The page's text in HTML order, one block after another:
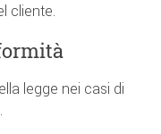
cliente.
legge nei casi di